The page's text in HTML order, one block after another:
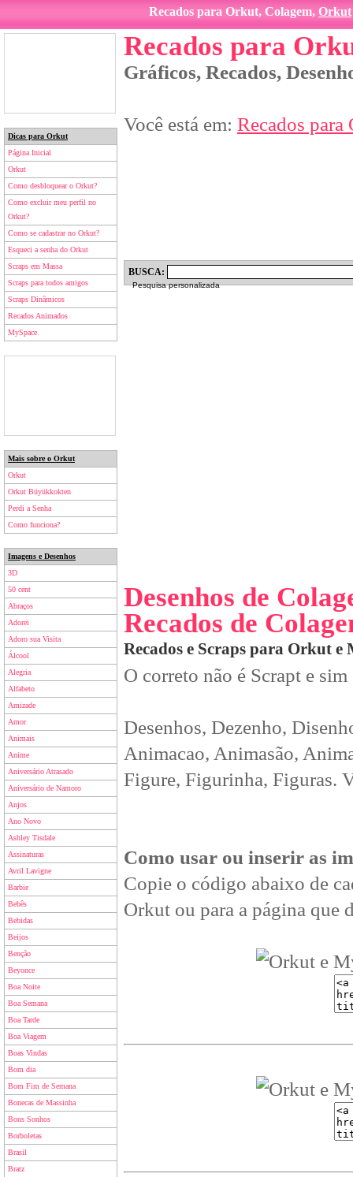
Recados para Orkut, Colagem, Orkut
Dicas para Orkut
Página Inicial
Orkut
Como desbloquear o Orkut?
Como excluir meu perfil no
Orkut?
Como se cadastrar no Orkut?
Esqueci a senha do Orkut
Scraps em Massa
Scraps para todos amigos
Scraps Dinâmicos
Recados Animados
MySpace
Mais sobre o Orkut
Orkut
Orkut Büyükkokten
Perdi a Senha
Como funciona?
Imagens e Desenhos
3D
50 cent
Abraços
Adorei
Adoro sua Visita
Álcool
Alegria
Alfabeto
Amizade
Amor
Animais
Anime
Aniversário Atrasado
Aniversário de Namoro
Anjos
Ano Novo
Ashley Tisdale
Assinaturas
Avril Lavigne
Barbie
Bebês
Bebidas
Beijos
Benção
Beyonce
Boa Noite
Boa Semana
Boa Tarde
Boa Viagem
Boas Vindas
Bom dia
Bom Fim de Semana
Bonecas de Massinha
Bons Sonhos
Borboletas
Brasil
Bratz
Recados para
Gráficos, Recados,
Você está em: Recados para
BUSCA:
Pesquisa personalizada
Desenhos de
Recados de
Recados e Scraps para Orkut e
O correto não é Scrapt e
Desenhos, Dezenho,
Animacao, Animasão,
Figure, Figurinha, Figuras.
Como usar ou inserir as
Copie o código abaixo de
Orkut ou para a página que